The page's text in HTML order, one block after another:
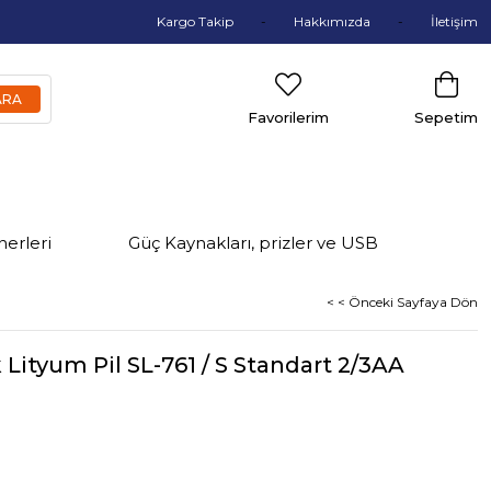
Kargo Takip Hakkımızda İletişim
Sepetim
Favorilerim
Güç Kaynakları, prizler ve USB
< < Önceki Sayfaya Dön
Pil SL-761 / S Standart 2/3AA